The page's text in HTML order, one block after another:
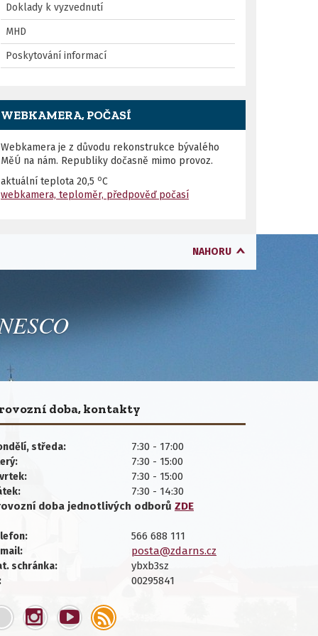
Doklady k vyzvednutí
MHD
Poskytování informací
WEBKAMERA, POČASÍ
Webkamera je z důvodu rekonstrukce bývalého
MěÚ na nám. Republiky dočasně mimo provoz.
aktuální teplota 20,5 oC
webkamera, teploměr, předpověď počasí
NAHORU
doba, kontakty
středa: 7:30 - 17:00
7:30 - 15:00
7:30 - 15:00
7:30 - 14:30
doba jednotlivých odborů ZDE
566 688 111
posta@zdarns.cz
schránka: ybxb3sz
00295841